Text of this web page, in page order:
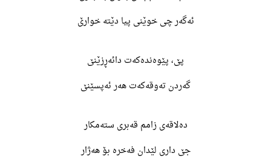
ئەگەر چی خوێنی پیا دێتە خوارێ
پێ، پێوەندەکەت دائەڕزێنێ
گەردن تەوقەکەت هەر ئەپسێنێ
دەلاقەی زامم قەبری ستەمکار
جێ داری لێدان فەخرە بۆ هەژار